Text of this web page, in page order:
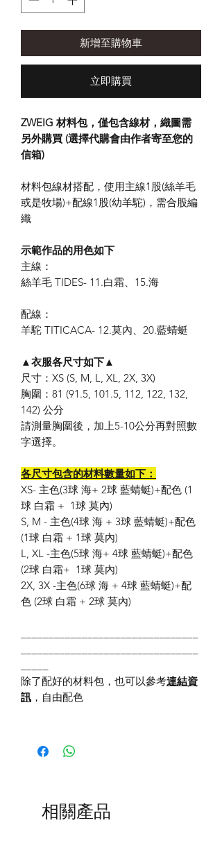
新增至購物車
立即購買
ZWEIG 材料包，僅包含線材，織圖需
另外購買 (選擇代購會由作者寄至您的
信箱)
材料包線材搭配，使用主線1股(絲羊毛
或是牧場)+配線1股(幼羊駝)，需合股編
織
示範作品的用色如下
主線：
絲羊毛 TIDES- 11.白霜、15.海
配線：
羊駝 TITICACA- 12.莫內、20.藍蜻蜓
▲衣服各尺寸如下▲
尺寸：XS (S, M, L, XL, 2X, 3X)
胸圍：81 (91.5, 101.5, 112, 122, 132,
142) 公分
請測量胸圍後，加上5-10公分再對照數
字選擇。
各尺寸包含的材料數量如下：
XS- 主色(3球 海+ 2球 藍蜻蜓)+配色 (1
球 白霜 + 1球 莫內)
S, M - 主色(4球 海 + 3球 藍蜻蜓)+配色
(1球 白霜 + 1球 莫內)
L, XL -主色(5球 海+ 4球 藍蜻蜓)+配色
(2球 白霜+ 1球 莫內)
2X, 3X -主色(6球 海 + 4球 藍蜻蜓)+配
色 (2球 白霜 + 2球 莫內)
除了配好的材料包，也可以參考連結資
訊 ，自由配色
相關產品